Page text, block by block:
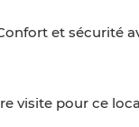
et sécurité
visite pour ce